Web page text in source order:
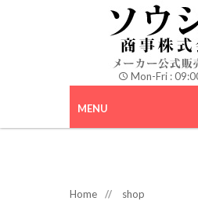
Mon-Fri :
Home // shop